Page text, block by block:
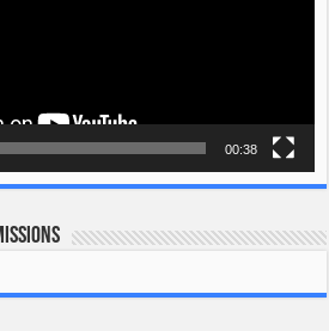
00:38